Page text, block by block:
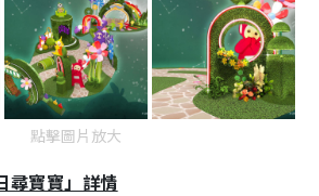
點擊圖片放大
尋寶寶」詳情